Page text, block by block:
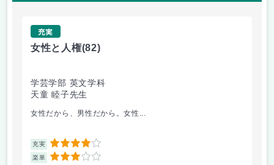
充実
女性と人権(82)
学芸学部 英文学科
天童 睦子先生
女性だから、男性だから。女性...
充実 4
楽単 3